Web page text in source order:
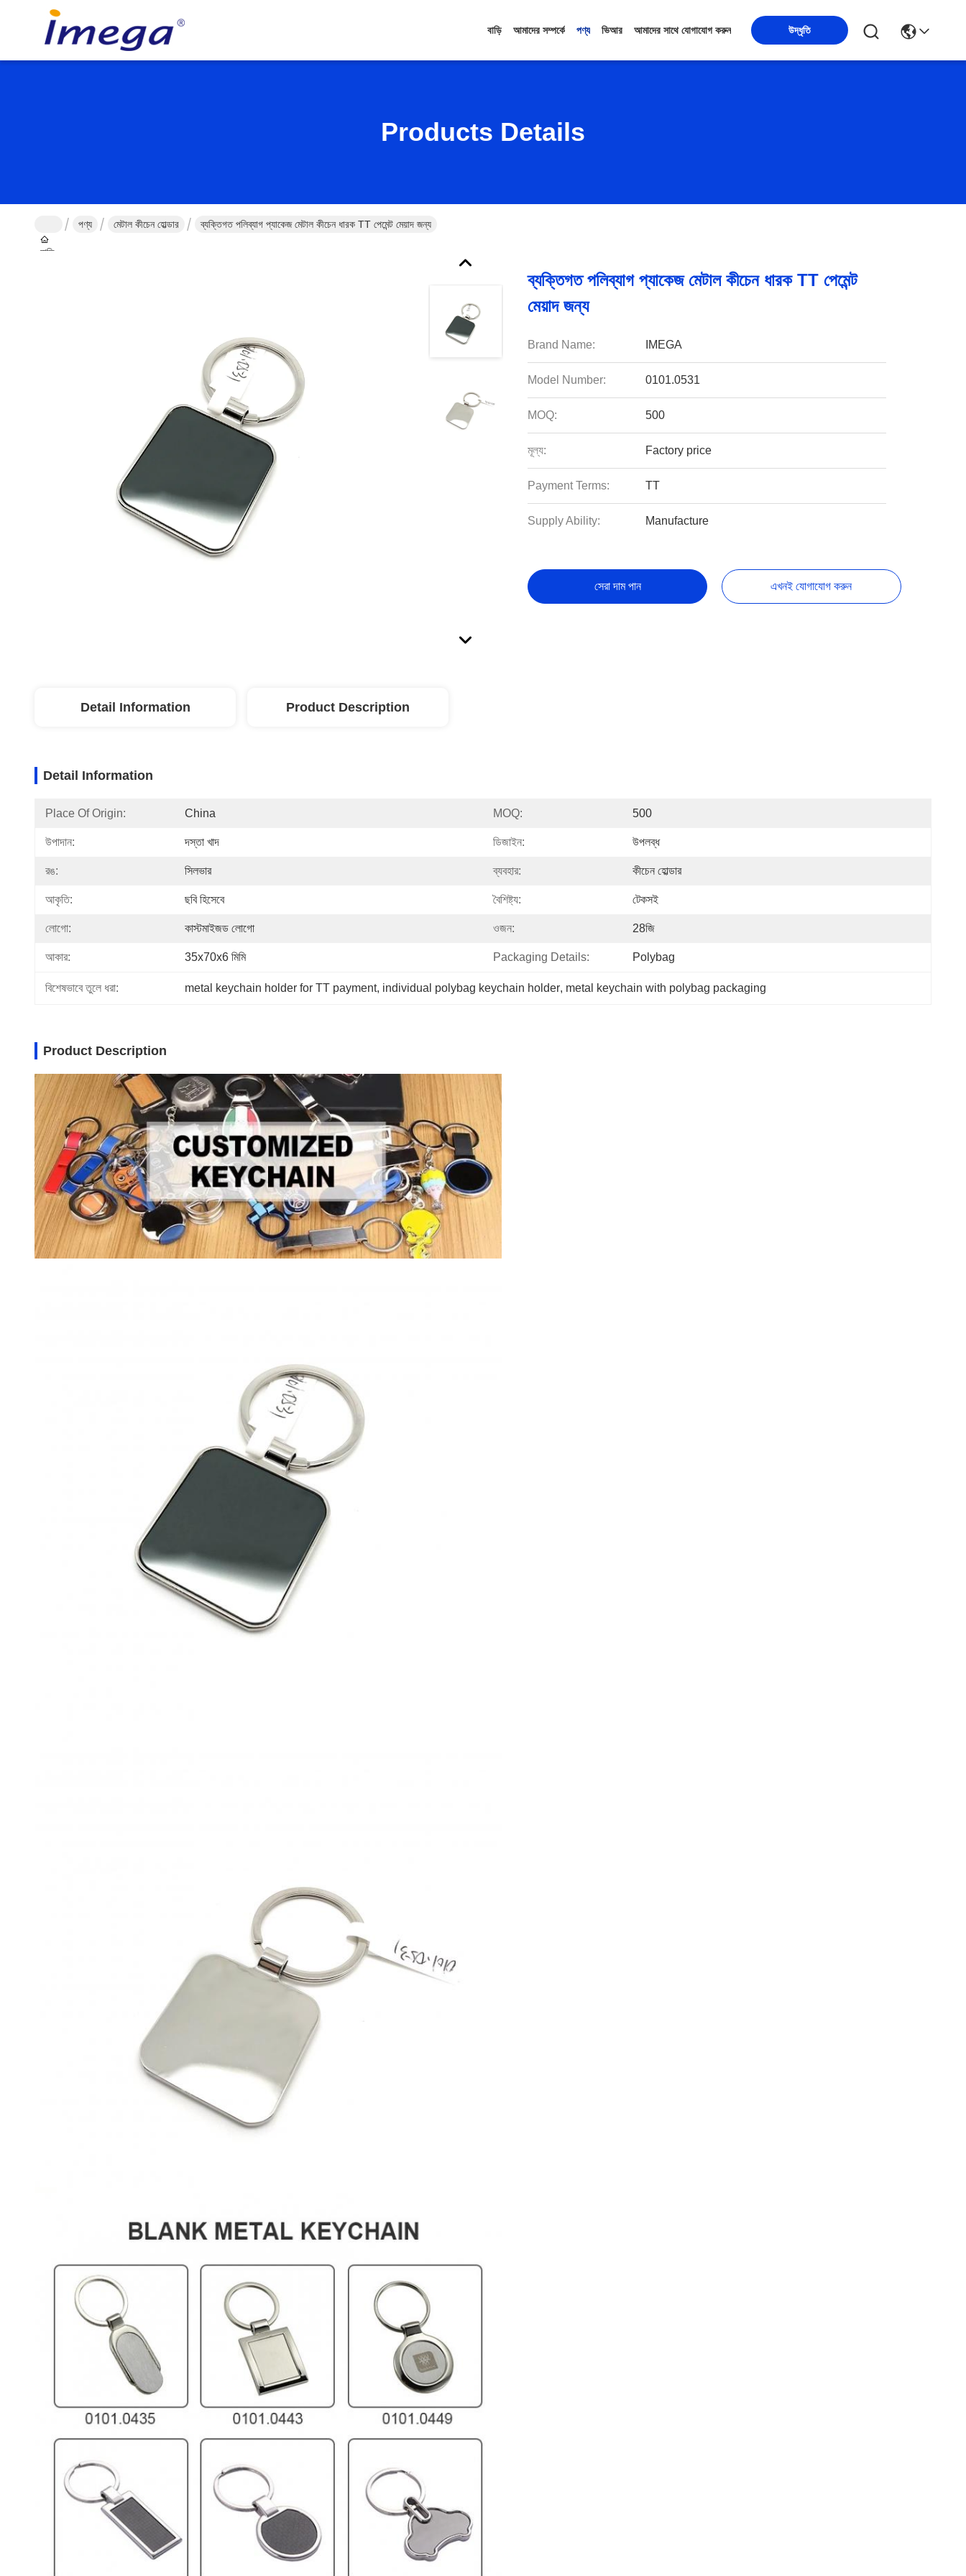
বাড়ি আমাদের সম্পর্কে পণ্য ভিআর আমাদের সাথে যোগাযোগ করুন উদ্ধৃতি
Products Details
বাড়ি
পণ্য মেটাল কীচেন হোল্ডার ব্যক্তিগত পলিব্যাগ প্যাকেজ মেটাল কীচেন ধারক TT পেমেন্ট মেয়াদ জন্য
ব্যক্তিগত পলিব্যাগ প্যাকেজ মেটাল কীচেন ধারক TT পেমেন্ট
মেয়াদ জন্য
Brand Name: IMEGA
Model Number: 0101.0531
MOQ: 500
মূল্য: Factory price
Payment Terms: TT
Supply Ability: Manufacture
সেরা দাম পান এখনই যোগাযোগ করুন
Detail Information Product Description
Detail Information
Place Of Origin: China MOQ: 500
উপাদান: দস্তা খাদ ডিজাইন: উপলব্ধ
রঙ: সিলভার ব্যবহার: কীচেন হোল্ডার
আকৃতি: ছবি হিসেবে বৈশিষ্ট্য: টেকসই
লোগো: কাস্টমাইজড লোগো ওজন: 28জি
আকার: 35x70x6 মিমি Packaging Details: Polybag
বিশেষভাবে তুলে ধরা: metal keychain holder for TT payment, individual polybag keychain holder, metal keychain with polybag packaging
Product Description